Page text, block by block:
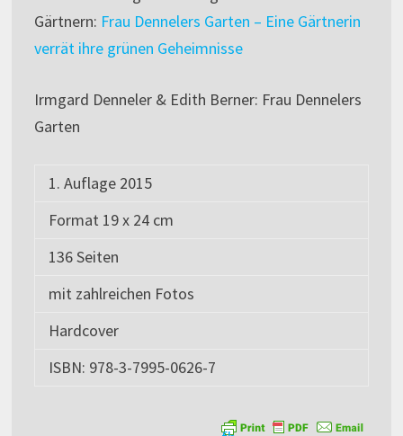
Gärtnern: Frau Dennelers Garten – Eine Gärtnerin
verrät ihre grünen Geheimnisse
Irmgard Denneler & Edith Berner: Frau Dennelers
Garten
1. Auflage 2015
Format 19 x 24 cm
136 Seiten
mit zahlreichen Fotos
Hardcover
ISBN: 978-3-7995-0626-7